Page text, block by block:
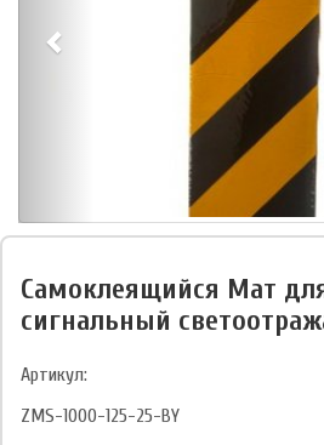
Самоклеящийся Мат
сигнальный
Артикул:
ZMS-1000-125-25-BY